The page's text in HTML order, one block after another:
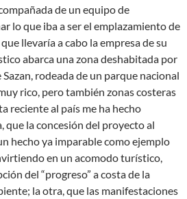
de un equipo de
lo que iba a ser el emplazamiento de
llevaría a cabo la empresa de su
abarca una zona deshabitada por
rodeada de un parque nacional
rico, pero también zonas costeras
reciente al país me ha hecho
que la concesión del proyecto al
hecho ya imparable como ejemplo
en un acomodo turístico,
del “progreso” a costa de la
la otra, que las manifestaciones